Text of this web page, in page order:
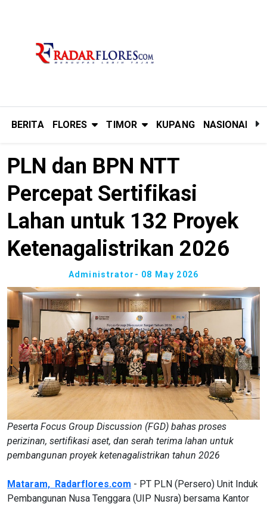
BERITA FLORES TIMOR KUPANG NASIONAL
PLN dan BPN NTT
Percepat Sertifikasi
Lahan untuk 132 Proyek
Ketenagalistrikan 2026
Administrator - 08 May 2026
Peserta Focus Group Discussion (FGD) bahas proses
perizinan, sertifikasi aset, dan serah terima lahan untuk
pembangunan proyek ketenagalistrikan tahun 2026
Mataram, Radarflores.com - PT PLN (Persero) Unit Induk
Pembangunan Nusa Tenggara (UIP Nusra) bersama Kantor